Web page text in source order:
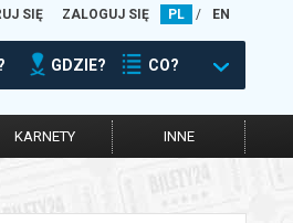
SIĘ ZALOGUJ SIĘ PL / EN
GDZIE? CO?
KARNETY INNE